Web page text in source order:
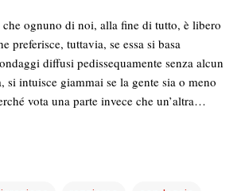
ognuno di noi, alla fine di tutto, è libero
preferisce, tuttavia, se essa si basa
diffusi pedissequamente senza alcun
intuisce giammai se la gente sia o meno
vota una parte invece che un’altra…